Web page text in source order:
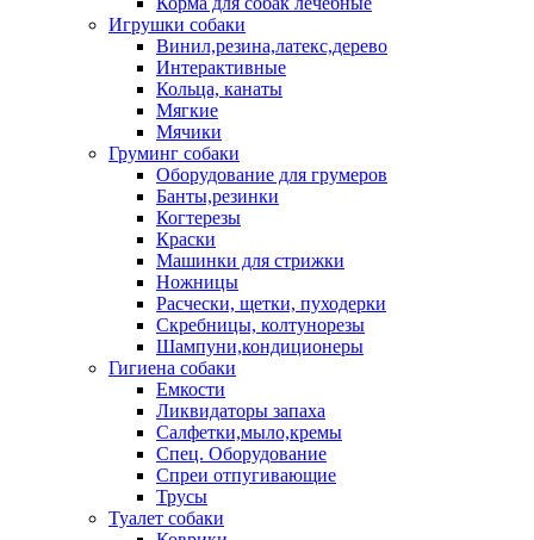
Игрушки собаки
Винил,резина,латекс,дерево
Интерактивные
Кольца, канаты
Мягкие
Мячики
Груминг собаки
Оборудование для грумеров
Банты,резинки
Когтерезы
Краски
Машинки для стрижки
Ножницы
Расчески, щетки, пуходерки
Скребницы, колтунорезы
Шампуни,кондиционеры
Гигиена собаки
Емкости
Ликвидаторы запаха
Салфетки,мыло,кремы
Спец. Оборудование
Спреи отпугивающие
Трусы
Туалет собаки